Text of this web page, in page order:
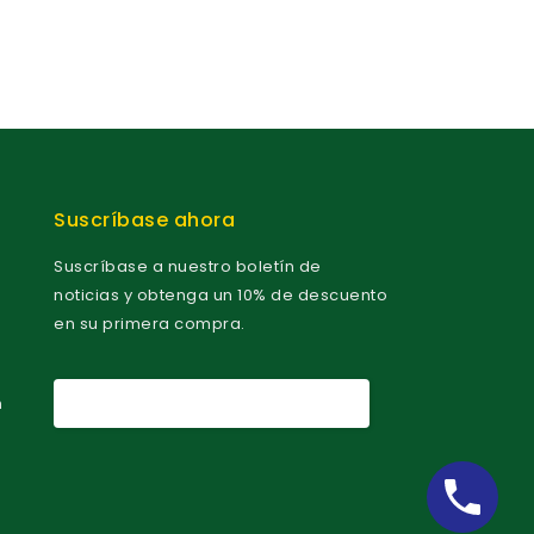
Suscríbase ahora
Suscríbase a nuestro boletín de
noticias y obtenga un 10% de descuento
en su primera compra.